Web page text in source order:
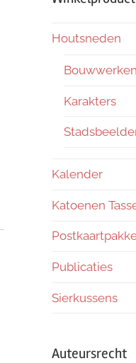
Houtsneden
Bouwwerken
Karakters
Kalender
Katoenen
Publicaties
Sierkussens
Auteursrecht